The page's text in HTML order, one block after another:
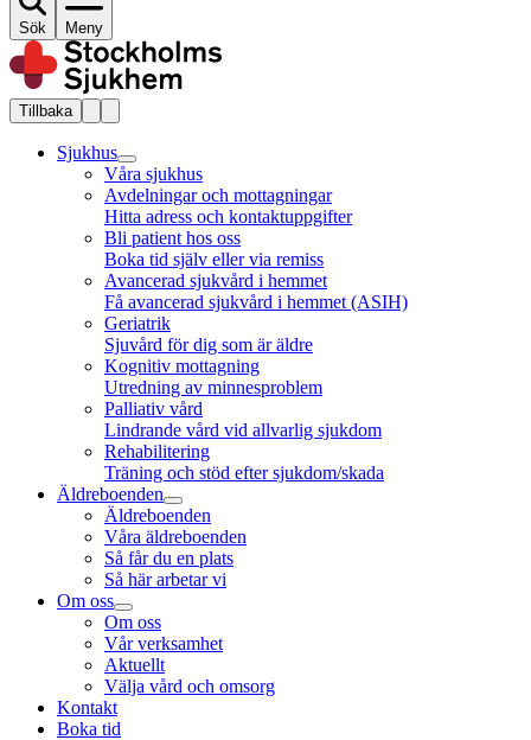
Sök Meny
Tillbaka
Sjukhus
Våra sjukhus
Avdelningar och mottagningar
Hitta adress och kontaktuppgifter
Bli patient hos oss
Boka tid själv eller via remiss
Avancerad sjukvård i hemmet
Få avancerad sjukvård i hemmet (ASIH)
Geriatrik
Sjuvård för dig som är äldre
Kognitiv mottagning
Utredning av minnesproblem
Palliativ vård
Lindrande vård vid allvarlig sjukdom
Rehabilitering
Träning och stöd efter sjukdom/skada
Äldreboenden
Äldreboenden
Våra äldreboenden
Så får du en plats
Så här arbetar vi
Om oss
Om oss
Vår verksamhet
Aktuellt
Välja vård och omsorg
Kontakt
Boka tid